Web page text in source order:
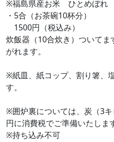
※福島県産お米 ひとめぼれ
・5合（お茶碗10杯分）
1500円（税込み）
炊飯器（10合炊き）ついて
がれます。
※紙皿、紙コップ、割り箸、
す。
※囲炉裏については、炭（3
円に消費税でご準備いたしま
※持ち込み不可